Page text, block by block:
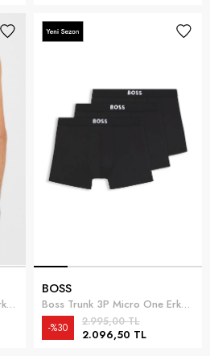
Boss Trunk 3P BOSS ONE Erkek 3lü Boxer Siyah
BOSS
Boss Trunk 3P Micro One Erkek 3lü Boxer Siyah
2.096,50 TL
2.995,00 TL
%30